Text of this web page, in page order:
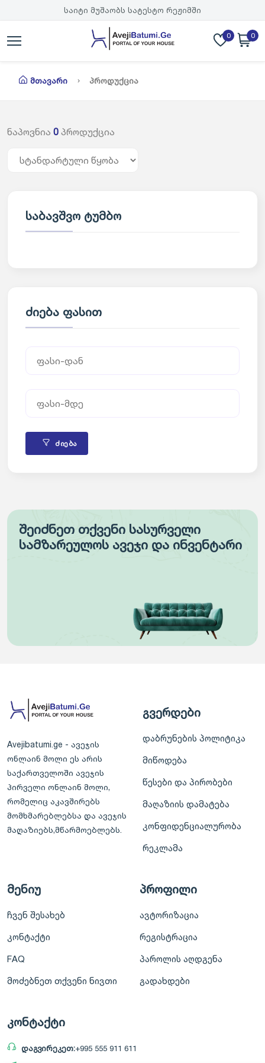
საიტი მუშაობს სატესტო რეჟიმში
0 0
Მთავარი Პროდუქცია
ნაპოვნია 0 პროდუქცია
საბავშვო ტუმბო
ძიება ფასით
ძიება
შეიძნეთ თქვენი სასურველი
სამზარეულოს ავეჯი და ინვენტარი
Avejibatumi.ge - ავეჯის
ონლაინ მოლი ეს არის
საქართველოში ავეჯის
პირველი ონლაინ მოლი,
რომელიც აკავშირებს
მომხმარებლებსა და ავეჯის
მაღაზიებს,მწარმოებლებს.
გვერდები
დაბრუნების პოლიტიკა
მიწოდება
წესები და პირობები
მაღაზიის დამატება
კონფიდენციალურობა
რეკლამა
მენიუ
ჩვენ შესახებ
კონტაქტი
FAQ
მოძებნეთ თქვენი ნივთი
პროფილი
ავტორიზაცია
რეგისტრაცია
პაროლის აღდგენა
გადახდები
კონტაქტი
დაგვირეკეთ:+995 555 911 611